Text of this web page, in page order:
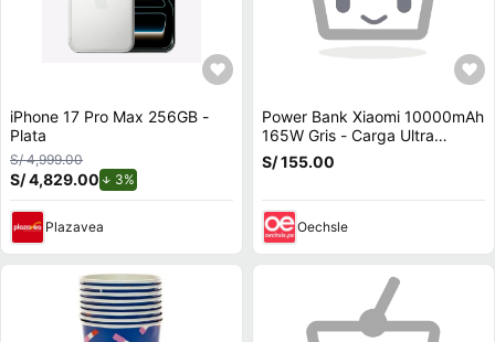
iPhone 17 Pro Max 256GB -
Plata
S/ 4,999.00
S/ 4,829.00 3%
Plazavea
Power Bank Xiaomi 10000mAh
165W Gris - Carga Ultra
Rápida y con cable integrado
S/ 155.00
Oechsle